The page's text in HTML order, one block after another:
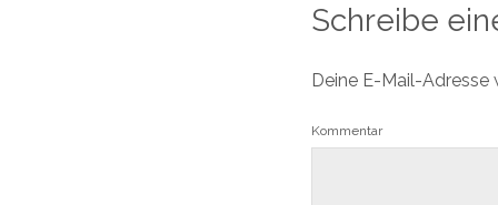
Schreibe
Deine E-Mail-
Kommentar